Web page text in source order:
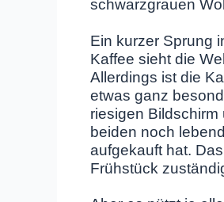
schwarzgrauen
Ein kurzer Sprung
Kaffee sieht die
Allerdings ist die
etwas ganz
riesigen
beiden noch
aufgekauft hat.
Frühstück